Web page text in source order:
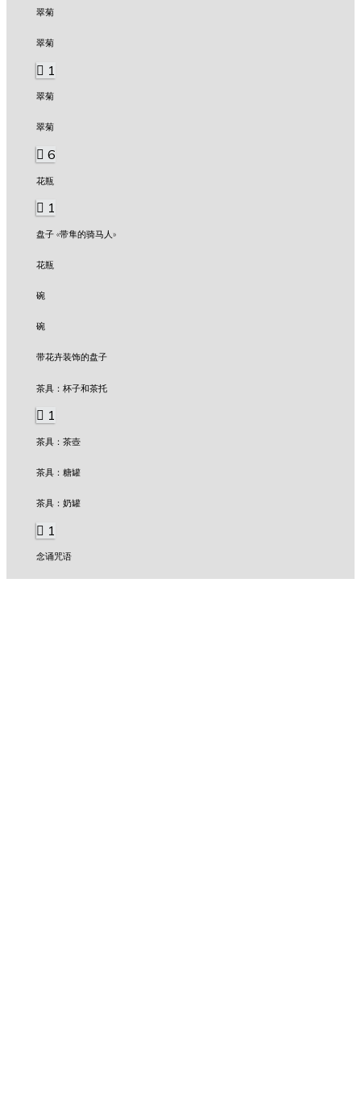
翠菊
翠菊
1
翠菊
翠菊
6
花瓶
1
盘子 «带隼的骑马人»
花瓶
碗
碗
带花卉装饰的盘子
茶具：杯子和茶托
1
茶具：茶壺
茶具：糖罐
茶具：奶罐
1
念诵咒语